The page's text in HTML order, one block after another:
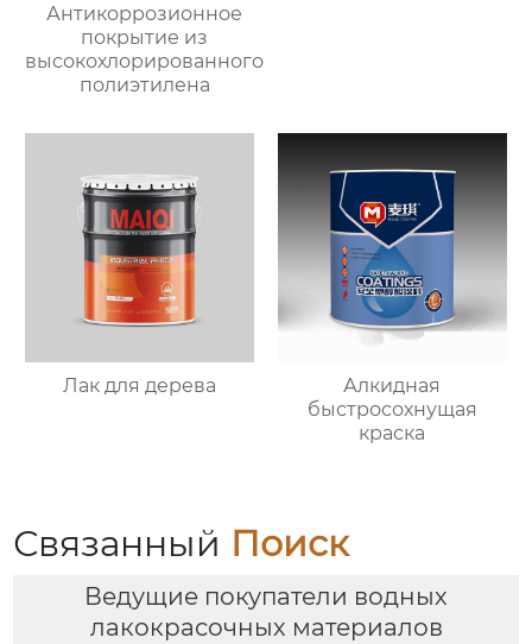
Антикоррозионное
покрытие из
высокохлорированного
полиэтилена
Лак для дерева
Алкидная
быстросохнущая
краска
Связанный Поиск
Ведущие покупатели водных
лакокрасочных материалов